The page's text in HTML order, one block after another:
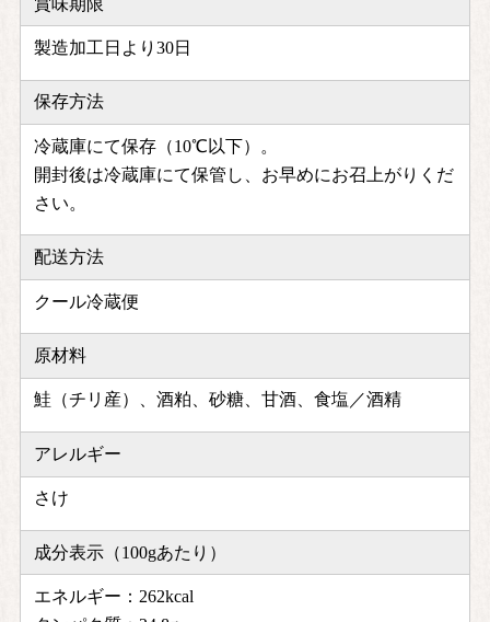
製造加工日より30日
保存方法
冷蔵庫にて保存（10℃以下）。
開封後は冷蔵庫にて保管し、お早めにお召上がりくだ
さい。
配送方法
クール冷蔵便
原材料
鮭（チリ産）、酒粕、砂糖、甘酒、食塩／酒精
アレルギー
さけ
成分表示（100gあたり）
エネルギー：262kcal